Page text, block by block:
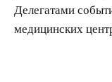
Делегатами
медицинских